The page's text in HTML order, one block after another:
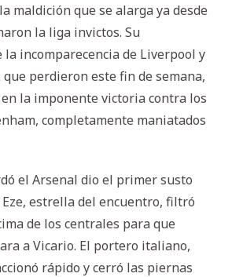
maldición que se alarga ya desde
la liga invictos. Su
incomparecencia de Liverpool y
perdieron este fin de semana,
la imponente victoria contra los
completamente maniatados
el Arsenal dio el primer susto
estrella del encuentro, filtró
de los centrales para que
a Vicario. El portero italiano,
rápido y cerró las piernas